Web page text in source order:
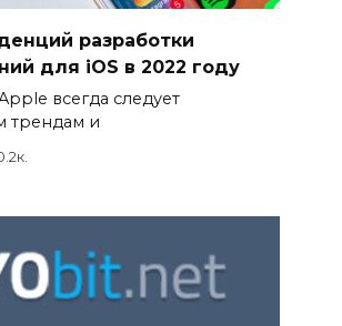
разработки
для iOS в 2022 году
всегда следует
трендам и